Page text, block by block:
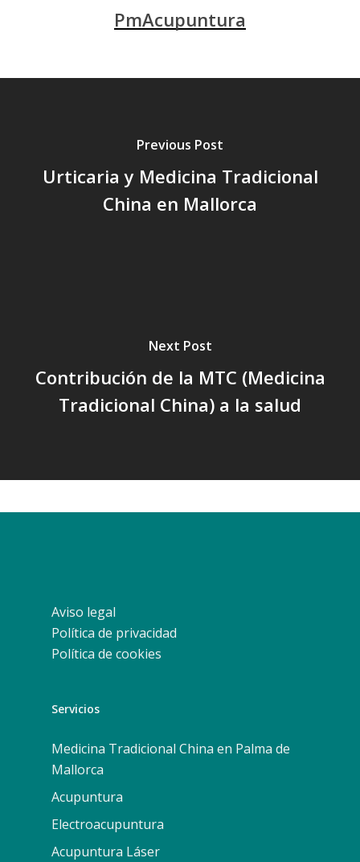
PmAcupuntura
Previous Post
Urticaria y Medicina Tradicional
China en Mallorca
Next Post
Contribución de la MTC (Medicina
Tradicional China) a la salud
Aviso legal
Política de privacidad
Política de cookies
Servicios
Medicina Tradicional China en Palma de
Mallorca
Acupuntura
Electroacupuntura
Acupuntura Láser